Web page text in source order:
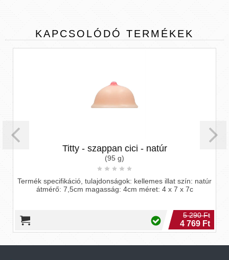
KAPCSOLÓDÓ TERMÉKEK
Titty - szappan cici - natúr
(95 g)
Termék specifikáció, tulajdonságok: kellemes illat szín: natúr
átmérő: 7,5cm magasság: 4cm méret: 4 x 7 x 7c
5 290 Ft
4 769 Ft